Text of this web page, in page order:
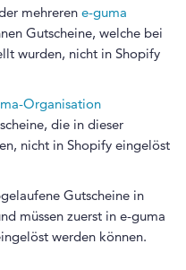
mehreren e-guma
Gutscheine, welche bei
wurden, nicht in Shopify
Organisation
die in dieser
nicht in Shopify eingelöst
Gutscheine in
müssen zuerst in e-guma
werden können.